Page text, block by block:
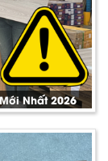
Nhất 2026